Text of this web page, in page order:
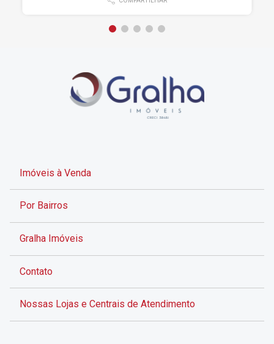
Imóveis à Venda
Por Bairros
Gralha Imóveis
Contato
Nossas Lojas e Centrais de Atendimento